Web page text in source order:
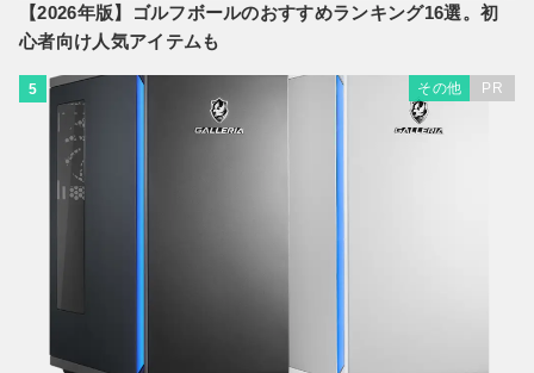
【2026年版】ゴルフボールのおすすめランキング16選。初
心者向け人気アイテムも
5 その他 PR